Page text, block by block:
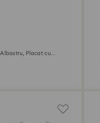
Placat cu